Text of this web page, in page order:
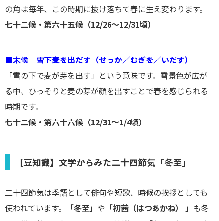
の角は毎年、この時期に抜け落ちて春に生え変わります。
七十二候・第六十五候（12/26～12/31頃）
■末候 雪下麦を出だす（せっか／むぎを／いだす）
「雪の下で麦が芽を出す」という意味です。雪景色が広が
る中、ひっそりと麦の芽が顔を出すことで春を感じられる
時期です。
七十二候・第六十六候（12/31～1/4頃）
【豆知識】文学からみた二十四節気「冬至」
二十四節気は季語として俳句や短歌、時候の挨拶としても
使われています。
「冬至」 や 「初茜（はつあかね） 」 も冬